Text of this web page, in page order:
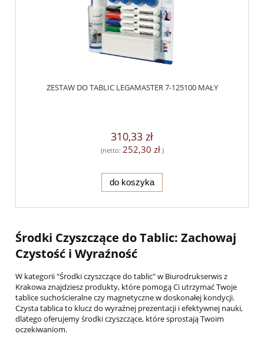
ZESTAW DO TABLIC LEGAMASTER 7-125100 MAŁY
310,33 zł
(netto: 252,30 zł)
do koszyka
Środki Czyszczące do Tablic: Zachowaj
Czystość i Wyraźność
W kategorii "Środki czyszczące do tablic" w Biurodrukserwis z
Krakowa znajdziesz produkty, które pomogą Ci utrzymać Twoje
tablice suchościeralne czy magnetyczne w doskonałej kondycji.
Czysta tablica to klucz do wyraźnej prezentacji i efektywnej nauki,
dlatego oferujemy środki czyszczące, które sprostają Twoim
oczekiwaniom.